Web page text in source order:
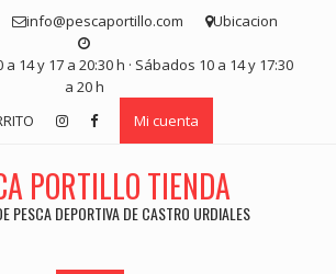
info@pescaportillo.com Ubicacion
14 y 17 a 20:30 h · Sábados 10 a 14 y 17:30
a 20 h
Mi cuenta
PORTILLO TIENDA
PESCA DEPORTIVA DE CASTRO URDIALES